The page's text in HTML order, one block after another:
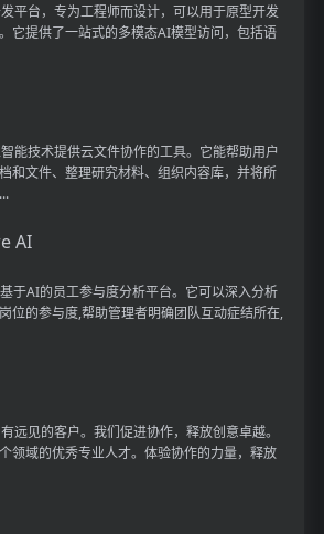
平台，专为工程师而设计，可以用于原型开发
它提供了一站式的多模态AI模型访问，包括语
能技术提供云文件协作的工具。它能帮助用户
和文件、整理研究材料、组织内容库，并将所
于AI的员工参与度分析平台。它可以深入分析
位的参与度,帮助管理者明确团队互动症结所在,
远见的客户。我们促进协作，释放创意卓越。
领域的优秀专业人才。体验协作的力量，释放